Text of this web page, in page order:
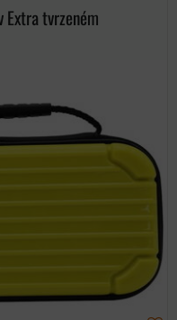
Extra tvrzeném